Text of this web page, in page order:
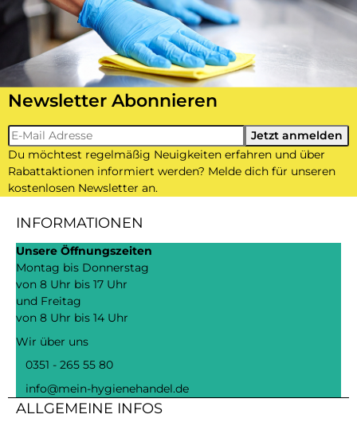
Newsletter Abonnieren
Newsletter-RegistrierungJetzt anmelden
Du möchtest regelmäßig Neuigkeiten erfahren und über
Rabattaktionen informiert werden? Melde dich für unseren
kostenlosen Newsletter an.
INFORMATIONEN
Unsere Öffnungszeiten
Montag bis Donnerstag
von 8 Uhr bis 17 Uhr
und Freitag
von 8 Uhr bis 14 Uhr
Wir über uns
0351 - 265 55 80
info@mein-hygienehandel.de
ALLGEMEINE INFOS